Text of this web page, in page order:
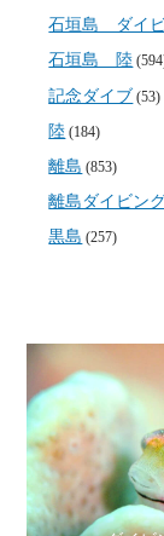
石垣島 ダイ
石垣島 陸
記念ダイブ (53)
陸 (184)
離島 (853)
離島ダイビン
黒島 (257)